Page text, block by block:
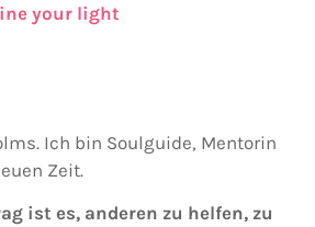
your light
Ich bin Soulguide, Mentorin
Zeit.
ist es, anderen zu helfen, zu